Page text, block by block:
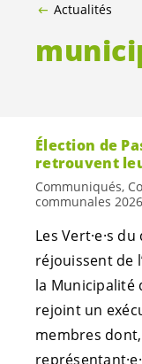
Actualités
Élection de
retrouvent
Communiqués,
communales 2026
Les Vert·e·s du
réjouissent de
la Municipalité
rejoint un
membres